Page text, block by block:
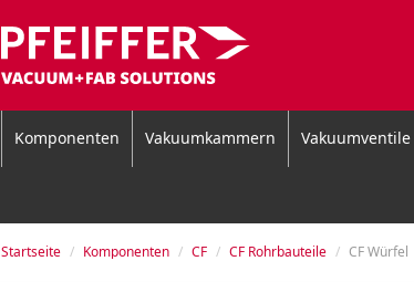
Komponenten Vakuumkammern Vakuumventile
Startseite Komponenten CF CF Rohrbauteile CF Würfel